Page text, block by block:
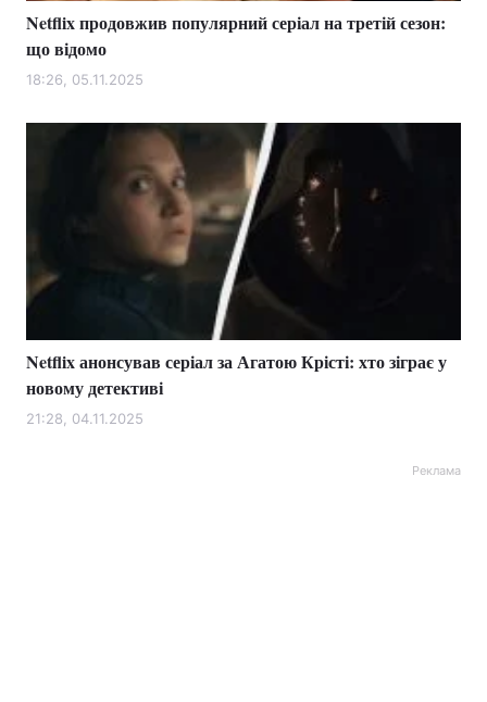
Netflix продовжив популярний серіал на третій сезон:
що відомо
18:26, 05.11.2025
Netflix анонсував серіал за Агатою Крісті: хто зіграє у
новому детективі
21:28, 04.11.2025
Реклама